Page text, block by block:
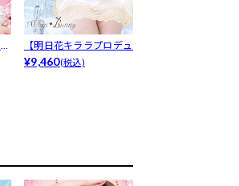
【明日花キララプロデュース/
WhipB...
¥9,460(税込)